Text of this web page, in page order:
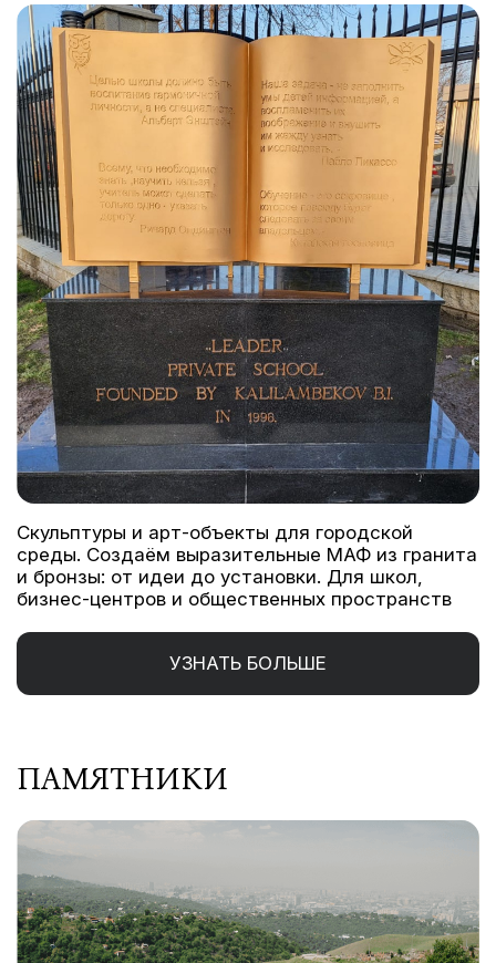
Скульптуры и арт-объекты для городской
среды. Создаём выразительные МАФ из гранита
и бронзы: от идеи до установки. Для школ,
бизнес-центров и общественных пространств
УЗНАТЬ БОЛЬШЕ
ПАМЯТНИКИ